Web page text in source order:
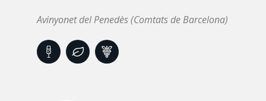
Avinyonet del Penedès (Comtats de Barcelona)